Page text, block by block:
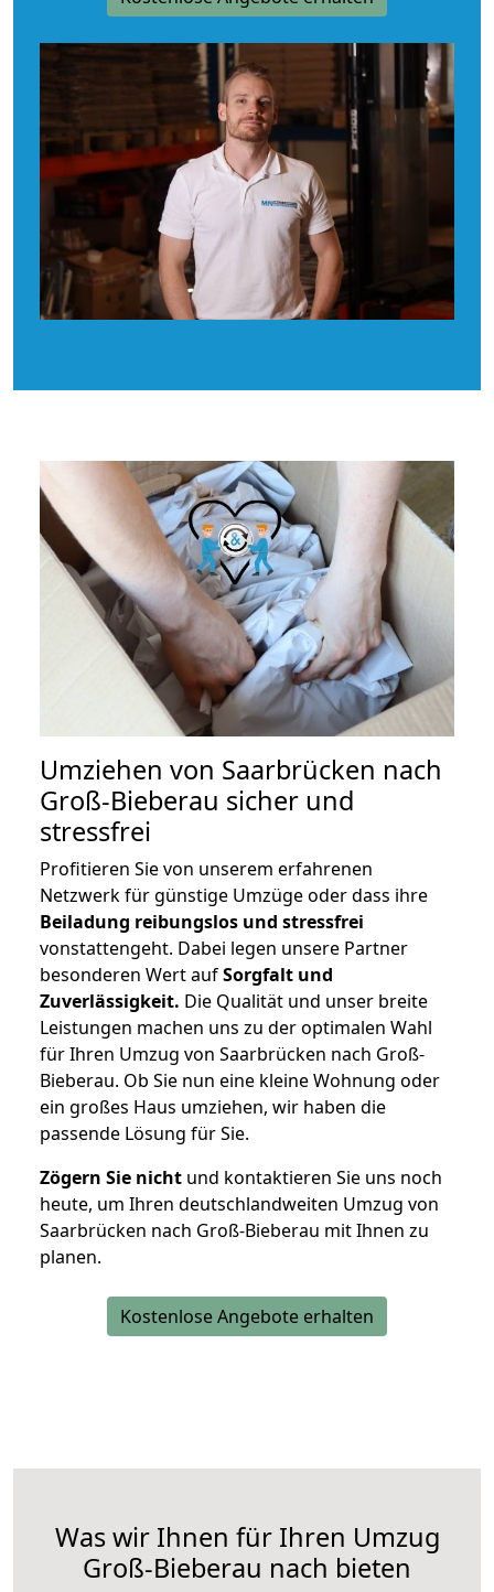
Umziehen von Saarbrücken nach
Groß-Bieberau sicher und
stressfrei
Profitieren Sie von unserem erfahrenen
Netzwerk für günstige Umzüge oder dass ihre
Beiladung reibungslos und stressfrei
vonstattengeht. Dabei legen unsere Partner
besonderen Wert aufSorgfalt und
Zuverlässigkeit. Die Qualität und unser breite
Leistungen machen uns zu der optimalen Wahl
für Ihren Umzug von Saarbrücken nach Groß-
Bieberau. Ob Sie nun eine kleine Wohnung oder
ein großes Haus umziehen, wir haben die
passende Lösung für Sie.
Zögern Sie nicht und kontaktieren Sie uns noch
heute, um Ihren deutschlandweiten Umzug von
Saarbrücken nach Groß-Bieberau mit Ihnen zu
planen.
Kostenlose Angebote erhalten
Was wir Ihnen für Ihren Umzug
Groß-Bieberau nach bieten